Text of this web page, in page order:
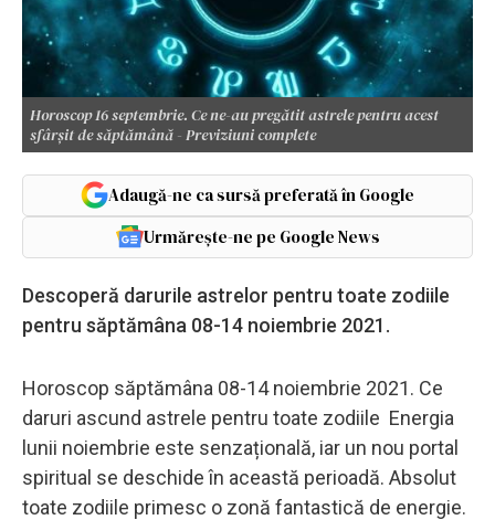
Horoscop 16 septembrie. Ce ne-au pregătit astrele pentru acest
sfârșit de săptămână - Previziuni complete
Adaugă-ne ca sursă preferată în Google
Urmărește-ne pe Google News
Descoperă darurile astrelor pentru toate zodiile
pentru săptămâna 08-14 noiembrie 2021.
Horoscop săptămâna 08-14 noiembrie 2021. Ce
daruri ascund astrele pentru toate zodiile Energia
lunii noiembrie este senzațională, iar un nou portal
spiritual se deschide în această perioadă. Absolut
toate zodiile primesc o zonă fantastică de energie.